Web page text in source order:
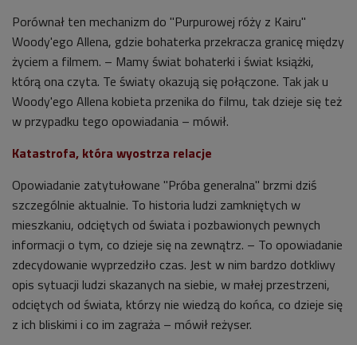
Porównał ten mechanizm do "Purpurowej róży z Kairu"
Woody'ego Allena, gdzie bohaterka przekracza granicę między
życiem a filmem. – Mamy świat bohaterki i świat książki,
którą ona czyta. Te światy okazują się połączone. Tak jak u
Woody'ego Allena kobieta przenika do filmu, tak dzieje się też
w przypadku tego opowiadania – mówił.
Katastrofa, która wyostrza relacje
Opowiadanie zatytułowane "Próba generalna" brzmi dziś
szczególnie aktualnie. To historia ludzi zamkniętych w
mieszkaniu, odciętych od świata i pozbawionych pewnych
informacji o tym, co dzieje się na zewnątrz. – To opowiadanie
zdecydowanie wyprzedziło czas. Jest w nim bardzo dotkliwy
opis sytuacji ludzi skazanych na siebie, w małej przestrzeni,
odciętych od świata, którzy nie wiedzą do końca, co dzieje się
z ich bliskimi i co im zagraża – mówił reżyser.